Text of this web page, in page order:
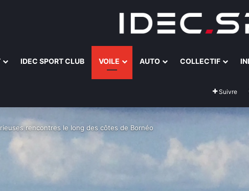
IDEC SPORT CLUB VOILE AUTO COLLECTIF
Suivre
rencontres le long des côtes de Bornéo